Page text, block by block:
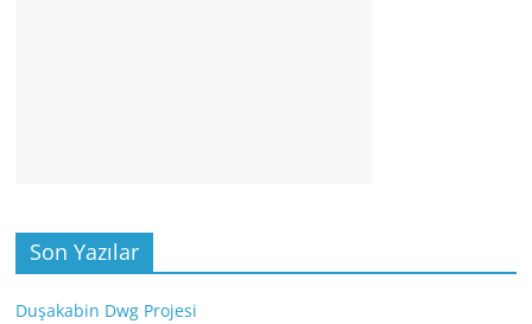
Son Yazılar
Duşakabin Dwg Projesi